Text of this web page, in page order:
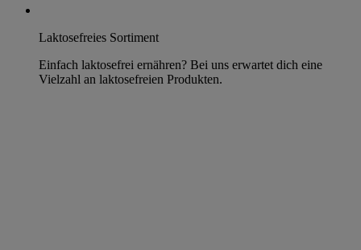
Laktosefreies Sortiment
Einfach laktosefrei ernähren? Bei uns erwartet dich eine
Vielzahl an laktosefreien Produkten.